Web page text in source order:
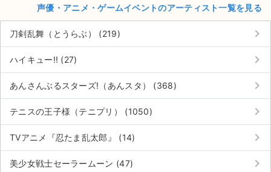
声優・アニメ・ゲームイベントのアーティスト一覧を見る
刀剣乱舞（とうらぶ） (219) keyboard_arrow_right
ハイキュー!! (27) keyboard_arrow_right
あんさんぶるスターズ!（あんスタ） (368) keyboard_arrow_right
テニスの王子様（テニプリ） (1050) keyboard_arrow_right
TVアニメ『忍たま乱太郎』 (14) keyboard_arrow_right
美少女戦士セーラームーン (47) keyboard_arrow_right